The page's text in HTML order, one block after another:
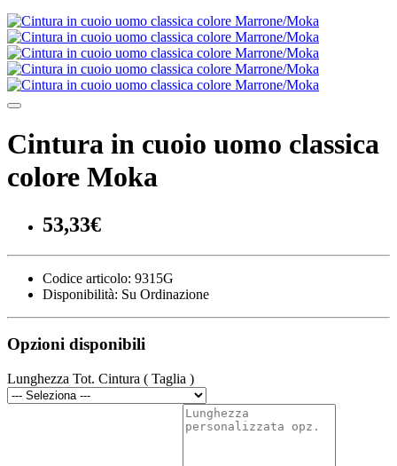
Cintura in cuoio uomo classica
colore Moka
53,33€
Codice articolo: 9315G
Disponibilità: Su Ordinazione
Opzioni disponibili
Lunghezza Tot. Cintura ( Taglia )